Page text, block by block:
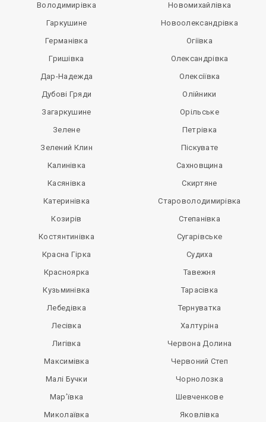
Володимирівка
Гаркушине
Германівка
Гришівка
Дар-Надежда
Дубові Гряди
Загаркушине
Зелене
Зелений Клин
Калинівка
Касянівка
Катеринівка
Козирів
Костянтинівка
Красна Гірка
Красноярка
Кузьминівка
Лебедівка
Лесівка
Лигівка
Максимівка
Малі Бучки
Мар’ївка
Миколаївка
Новомихайлівка
Новоолександрівка
Огіївка
Олександрівка
Олексіївка
Олійники
Орільське
Петрівка
Піскувате
Сахновщина
Скиртяне
Староволодимирівка
Степанівка
Сугарівське
Судиха
Тавежня
Тарасівка
Тернуватка
Халтуріна
Червона Долина
Червоний Степ
Чорнолозка
Шевченкове
Яковлівка